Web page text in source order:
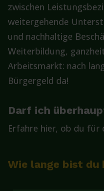
zwischen
weitergehende
und nachhaltige
Weiterbildung,
Arbeitsmarkt: nach
Bürgergeld da!
Darf ich
Erfahre hier, ob du für
Wie lange bist du